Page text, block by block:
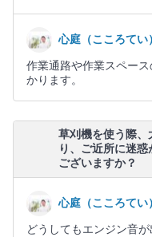
心庭（こころてい
作業通路や作業スペー
かります。
草刈機を使う際、
り、ご近所に迷
ございますか？
心庭（こころてい
どうしてもエンジン音